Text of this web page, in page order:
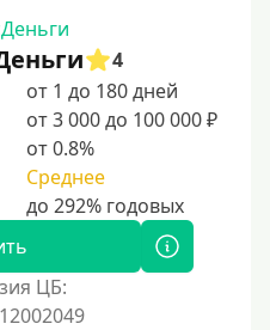
4
от 1 до 180 дней
от 3 000 до 100 000 ₽
от 0.8%
Среднее
ЦБ: